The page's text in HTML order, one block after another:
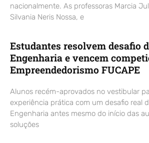
nacionalmente. As professoras Marcia
Silvania Neris Nossa, e
Estudantes resolvem desafio
Engenharia e vencem
Empreendedorismo FUCAPE
Alunos recém-aprovados no vestibular
experiência prática com um desafio real
Engenharia antes mesmo do início das
soluções